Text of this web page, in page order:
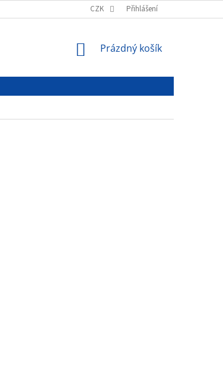
PODMÍNKY OCHRANY OSOBNÍCH ÚDAJŮ
CZK Přihlášení
NÁKUPNÍ
Prázdný košík